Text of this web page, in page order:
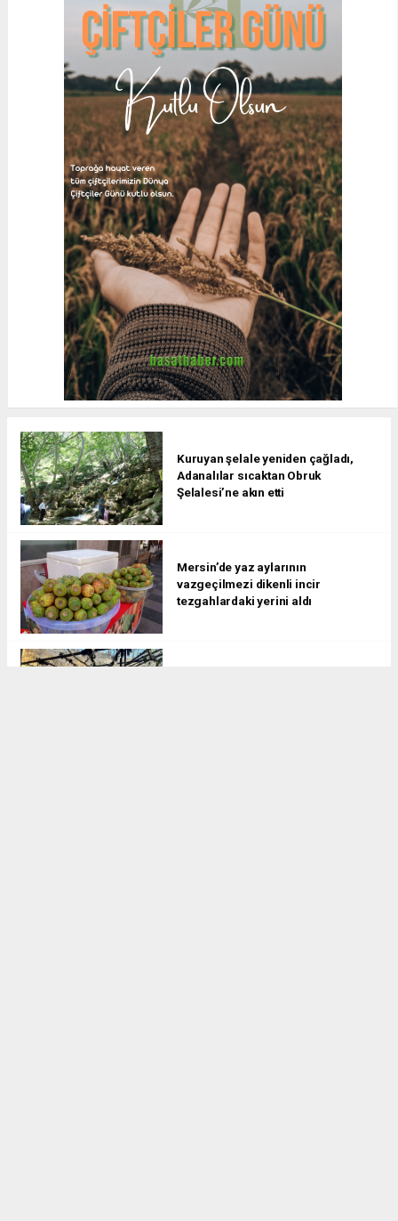
Kuruyan şelale yeniden çağladı,
Adanalılar sıcaktan Obruk
Şelalesi’ne akın etti
Mersin’de yaz aylarının
vazgeçilmezi dikenli incir
tezgahlardaki yerini aldı